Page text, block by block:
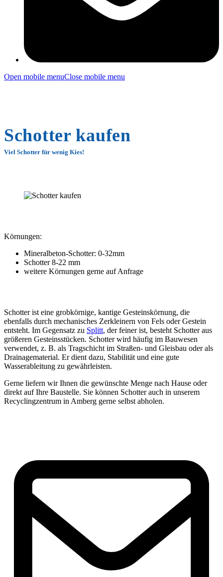
Open mobile menuClose mobile menu
Schotter kaufen
Viel Schotter für wenig Kies!
Körnungen:
Mineralbeton-Schotter: 0-32mm
Schotter 8-22 mm
weitere Körnungen gerne auf Anfrage
Schotter ist eine grobkörnige, kantige Gesteinskörnung, die
ebenfalls durch mechanisches Zerkleinern von Fels oder Gestein
entsteht. Im Gegensatz zu Splitt, der feiner ist, besteht Schotter aus
größeren Gesteinsstücken. Schotter wird häufig im Bauwesen
verwendet, z. B. als Tragschicht im Straßen- und Gleisbau oder als
Drainagematerial. Er dient dazu, Stabilität und eine gute
Wasserableitung zu gewährleisten.
Gerne liefern wir Ihnen die gewünschte Menge nach Hause oder
direkt auf Ihre Baustelle. Sie können Schotter auch in unserem
Recyclingzentrum in Amberg gerne selbst abholen.